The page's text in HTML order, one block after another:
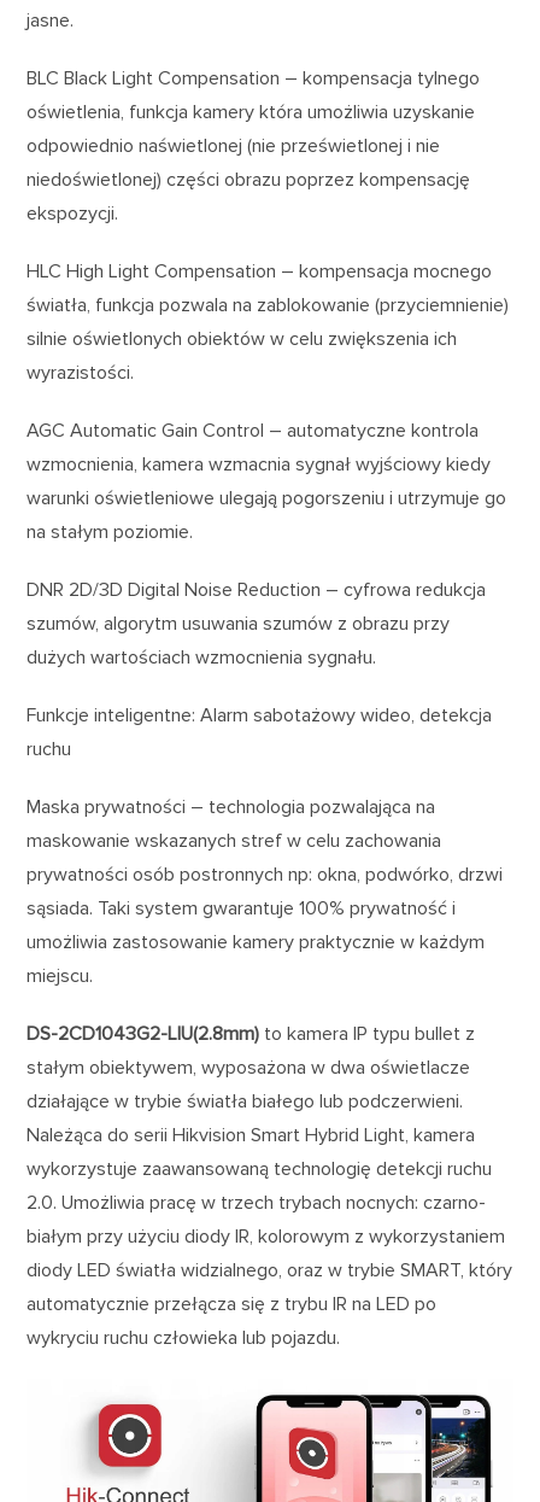
jasne.
BLC Black Light Compensation – kompensacja tylnego
oświetlenia, funkcja kamery która umożliwia uzyskanie
odpowiednio naświetlonej (nie prześwietlonej i nie
niedoświetlonej) części obrazu poprzez kompensację
ekspozycji.
HLC High Light Compensation – kompensacja mocnego
światła, funkcja pozwala na zablokowanie (przyciemnienie)
silnie oświetlonych obiektów w celu zwiększenia ich
wyrazistości.
AGC Automatic Gain Control – automatyczne kontrola
wzmocnienia, kamera wzmacnia sygnał wyjściowy kiedy
warunki oświetleniowe ulegają pogorszeniu i utrzymuje go
na stałym poziomie.
DNR 2D/3D Digital Noise Reduction – cyfrowa redukcja
szumów, algorytm usuwania szumów z obrazu przy
dużych wartościach wzmocnienia sygnału.
Funkcje inteligentne: Alarm sabotażowy wideo, detekcja
ruchu
Maska prywatności – technologia pozwalająca na
maskowanie wskazanych stref w celu zachowania
prywatności osób postronnych np: okna, podwórko, drzwi
sąsiada. Taki system gwarantuje 100% prywatność i
umożliwia zastosowanie kamery praktycznie w każdym
miejscu.
DS-2CD1043G2-LIU(2.8mm) to kamera IP typu bullet z
stałym obiektywem, wyposażona w dwa oświetlacze
działające w trybie światła białego lub podczerwieni.
Należąca do serii Hikvision Smart Hybrid Light, kamera
wykorzystuje zaawansowaną technologię detekcji ruchu
2.0. Umożliwia pracę w trzech trybach nocnych: czarno-
białym przy użyciu diody IR, kolorowym z wykorzystaniem
diody LED światła widzialnego, oraz w trybie SMART, który
automatycznie przełącza się z trybu IR na LED po
wykryciu ruchu człowieka lub pojazdu.